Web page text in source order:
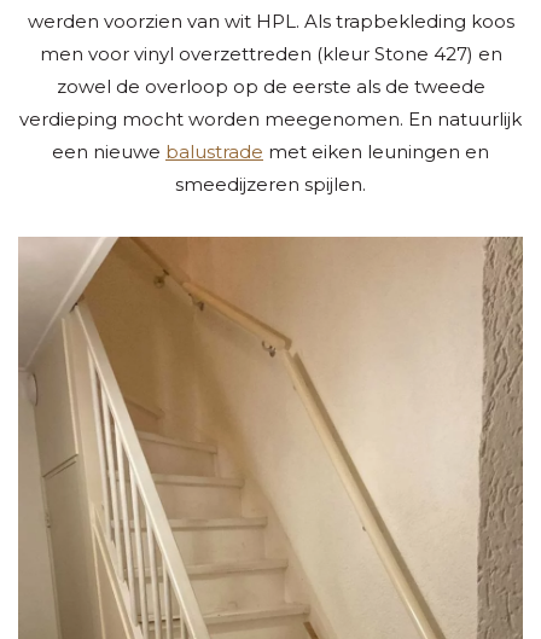
werden voorzien van wit HPL. Als trapbekleding koos
men voor vinyl overzettreden (kleur Stone 427) en
zowel de overloop op de eerste als de tweede
verdieping mocht worden meegenomen. En natuurlijk
een nieuwe balustrade met eiken leuningen en
smeedijzeren spijlen.